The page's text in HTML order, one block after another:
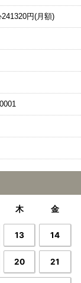
円(月額)
木 金
13 14
20 21